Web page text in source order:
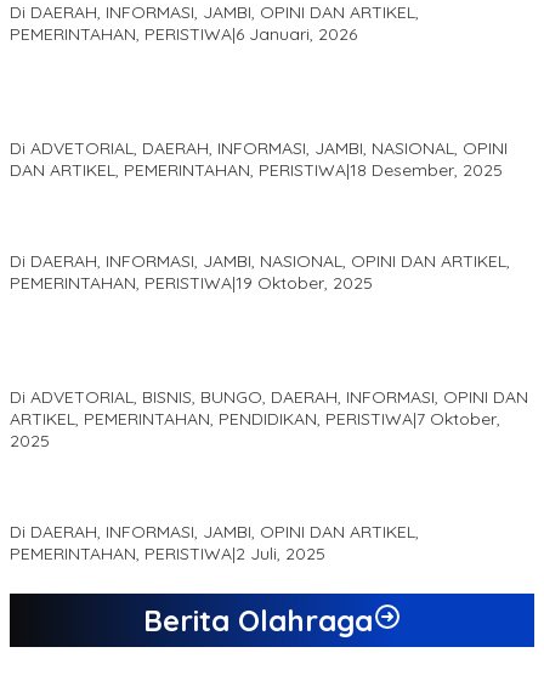
Di DAERAH, INFORMASI, JAMBI, OPINI DAN ARTIKEL,
PEMERINTAHAN, PERISTIWA|6 Januari, 2026
Di ADVETORIAL, DAERAH, INFORMASI, JAMBI, NASIONAL, OPINI
DAN ARTIKEL, PEMERINTAHAN, PERISTIWA|18 Desember, 2025
Di DAERAH, INFORMASI, JAMBI, NASIONAL, OPINI DAN ARTIKEL,
PEMERINTAHAN, PERISTIWA|19 Oktober, 2025
Di ADVETORIAL, BISNIS, BUNGO, DAERAH, INFORMASI, OPINI DAN
ARTIKEL, PEMERINTAHAN, PENDIDIKAN, PERISTIWA|7 Oktober,
2025
Di DAERAH, INFORMASI, JAMBI, OPINI DAN ARTIKEL,
PEMERINTAHAN, PERISTIWA|2 Juli, 2025
Berita Olahraga